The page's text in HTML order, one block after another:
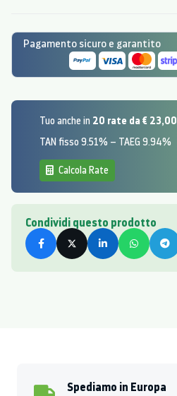
Pagamento sicuro e garantito
Tuo anche in 20 rate da € 23,00
TAN fisso 9.51% – TAEG 9.94%
Calcola Rate
Condividi questo prodotto
Spediamo in Europa